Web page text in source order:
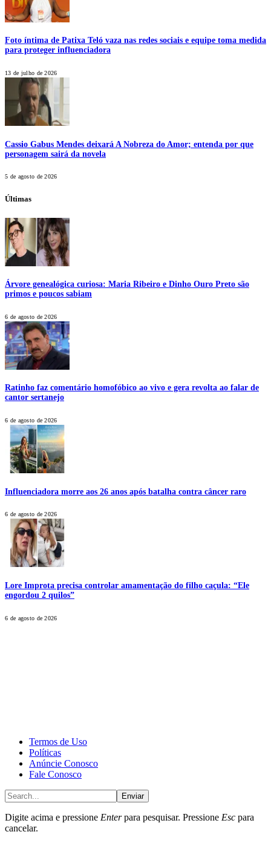
Foto íntima de Patixa Teló vaza nas redes sociais e equipe toma medida
para proteger influenciadora
13 de julho de 2026
Cassio Gabus Mendes deixará A Nobreza do Amor; entenda por que
personagem sairá da novela
5 de agosto de 2026
Últimas
Árvore genealógica curiosa: Maria Ribeiro e Dinho Ouro Preto são
primos e poucos sabiam
6 de agosto de 2026
Ratinho faz comentário homofóbico ao vivo e gera revolta ao falar de
cantor sertanejo
6 de agosto de 2026
Influenciadora morre aos 26 anos após batalha contra câncer raro
6 de agosto de 2026
Lore Improta precisa controlar amamentação do filho caçula: “Ele
engordou 2 quilos”
6 de agosto de 2026
Termos de Uso
Políticas
Anúncie Conosco
Fale Conosco
Enviar
Digite acima e pressione Enterpara pesquisar. Pressione Esc para
cancelar.